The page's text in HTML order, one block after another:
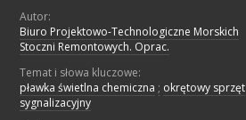
Autor:
Biuro Projektowo-Technologiczne Morskich
Stoczni Remontowych. Oprac.
Temat i słowa kluczowe:
pławka świetlna chemiczna ; okrętowy sprzęt
sygnalizacyjny